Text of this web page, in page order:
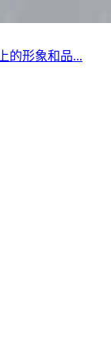
的形象和品...